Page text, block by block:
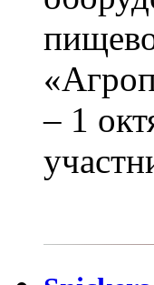
– 1